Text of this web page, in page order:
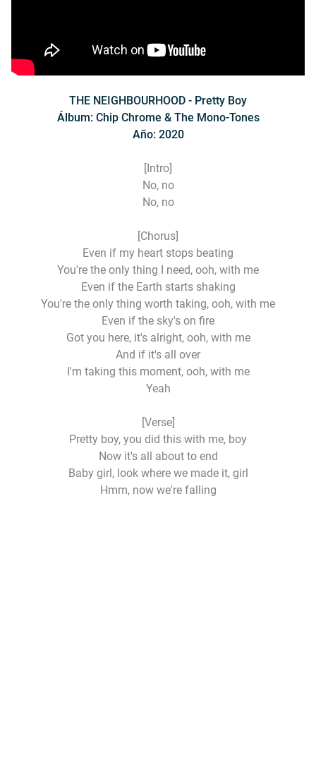
THE NEIGHBOURHOOD - Pretty Boy
Álbum: Chip Chrome & The Mono-Tones
Año: 2020
[Intro]
No, no
No, no
[Chorus]
Even if my heart stops beating
You're the only thing I need, ooh, with me
Even if the Earth starts shaking
You're the only thing worth taking, ooh, with me
Even if the sky's on fire
Got you here, it's alright, ooh, with me
And if it's all over
I'm taking this moment, ooh, with me
Yeah
[Verse]
Pretty boy, you did this with me, boy
Now it's all about to end
Baby girl, look where we made it, girl
Hmm, now we're falling